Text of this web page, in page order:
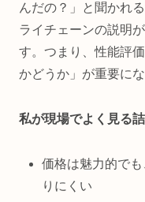
んだの？」と聞かれ
ライチェーンの説明
す。つまり、性能評
かどうか」が重要に
私が現場でよく見る
価格は魅力的で
りにくい